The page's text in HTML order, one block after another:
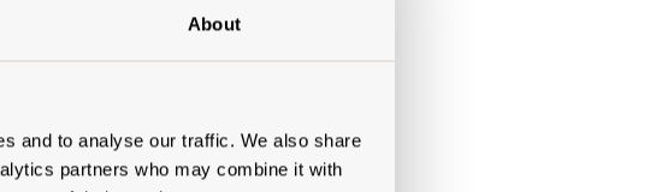
About
and to analyse our traffic. We also share
partners who may combine it with